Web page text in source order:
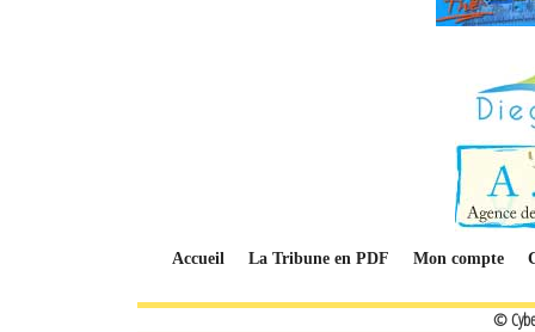
Accueil La Tribune en PDF Mon compte
©